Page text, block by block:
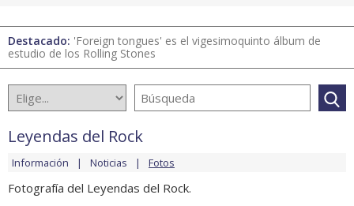
Destacado: 'Foreign tongues' es el vigesimoquinto álbum de
estudio de los Rolling Stones
Leyendas del Rock
Información Noticias Fotos
Fotografía del Leyendas del Rock.